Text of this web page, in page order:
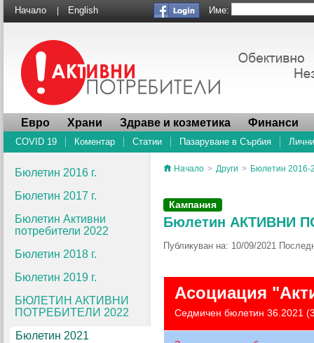
Начало English Име:
Евро Храни Здраве и козметика Финанси
COVID 19 Коментар Статии Пазаруване в Сърбия
Бюлетин 2016 г.
Бюлетин 2017 г.
Бюлетин Активни
потребители 2022
Бюлетин 2018 г.
Бюлетин 2019 г.
БЮЛЕТИН АКТИВНИ
ПОТРЕБИТЕЛИ 2022
Бюлетин 2021
Начало > Други > Бюлетин 2016-
Кампания
Бюлетин АКТИВНИ
Публикуван на: 10/09/2021
Асоциация
Седмичен бюлетин 36.2021